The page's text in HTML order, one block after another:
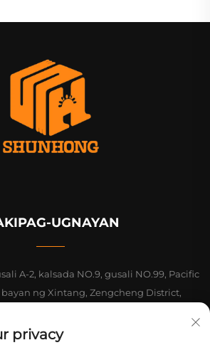
UGNAYAN
A-2, kalsada NO.9, gusali NO.99, Pacific
ng Xintang, Zengcheng District,
privacy